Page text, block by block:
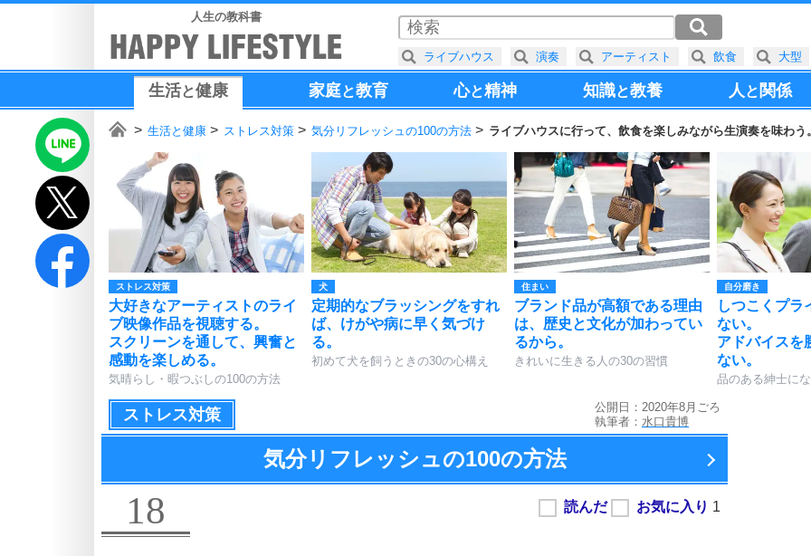
人生の教科書
生活と健康 家庭と教育 心と精神 知識と教養 人と 関係
生活と健康 ストレス対策 気分リフレッシュの100の方法 ライブハウスに行って、飲食を楽しみながら生演奏を味わう
ストレス対策
大好きなアーティストのライ
ブ映像作品を視聴する。
スクリーンを通して、興奮と
感動を楽しめる。
気晴らし・暇つぶしの100の方法
犬
定期的なブラッシングをすれ
ば、けがや病に早く気づけ
る。
初めて犬を飼うときの30の心構え
住まい
ブランド品が高額である理由
は、歴史と文化が加わってい
るから。
きれいに生きる人の30の習慣
自分磨き
しつこくプラ
ない。
アドバイスを
ない。
品のある紳士に
ストレス対策
公開日：2020年8月ごろ
執筆者： 水口貴博
気分リフレッシュの100の方法
18
ライブハウス 演奏 アーティスト 飲食 大型